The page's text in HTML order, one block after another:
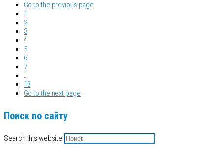
Go to the previous page
1
2
3
4
5
6
7
…
18
Go to the next page
Поиск по сайту
Search this website